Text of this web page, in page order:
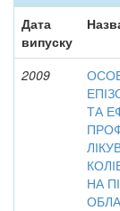
Дата
випуску
2009
ТА
НА